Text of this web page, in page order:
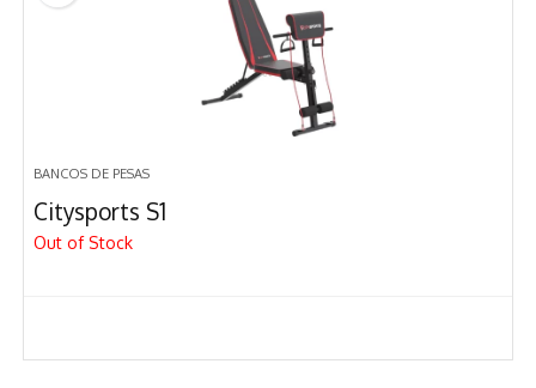
BANCOS DE PESAS
Citysports S1
Out of Stock